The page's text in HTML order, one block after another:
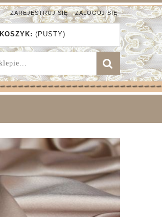
ZAREJESTRUJ SIĘ ZALOGUJ SIĘ
KOSZYK: (PUSTY)